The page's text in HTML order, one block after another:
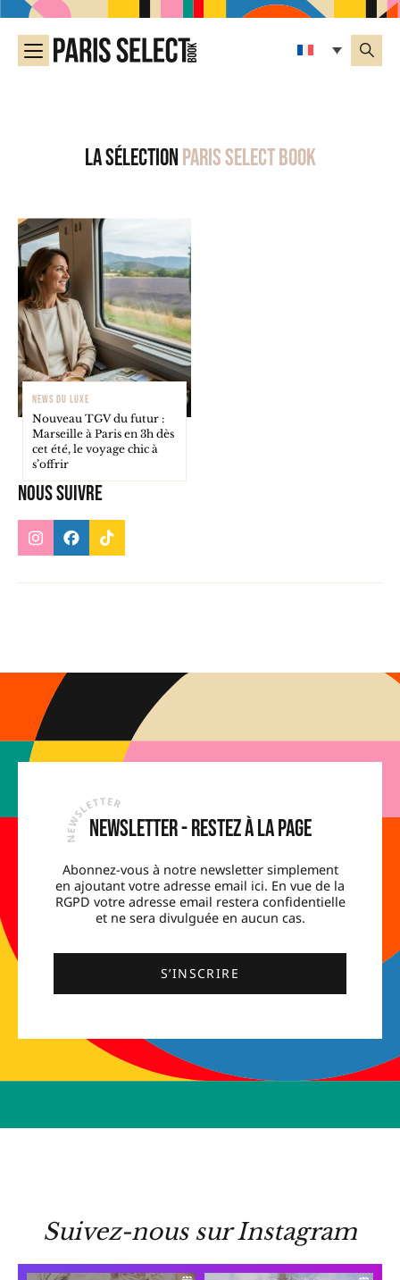
La sélectionParis Select Book
Nous suivre
NEWS DU LUXE
Nouveau TGV du futur :
Marseille à Paris en 3h dès
cet été, le voyage chic à
s’offrir
Newsletter - Restez à la page
Abonnez-vous à notre newsletter simplement
en ajoutant votre adresse email ici. En vue de la
RGPD votre adresse email restera confidentielle
et ne sera divulguée en aucun cas.
S’INSCRIRE
Suivez-nous sur Instagram